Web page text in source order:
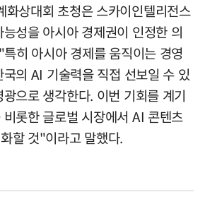
화상대회 초청은 스카이인텔리전스
성을 아시아 경제권이 인정한 의
히 아시아 경제를 움직이는 경영
의 AI 기술력을 직접 선보일 수 있
으로 생각한다. 이번 기회를 계기
롯한 글로벌 시장에서 AI 콘텐츠
할 것"이라고 말했다.